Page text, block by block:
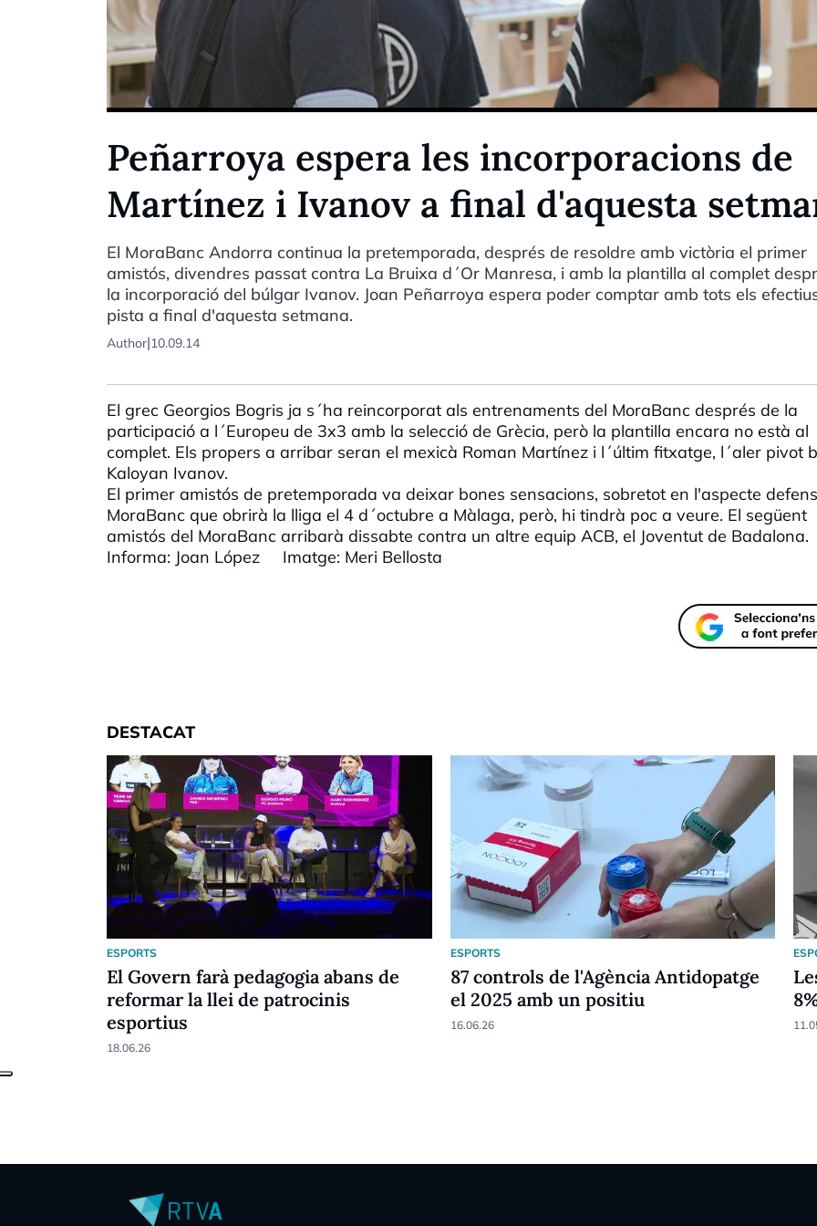
Peñarroya espera les incorporacions de
Martínez i Ivanov a final d'aquesta
El MoraBanc Andorra continua la pretemporada, després de resoldre amb victòria el primer
amistós, divendres passat contra La Bruixa d´Or Manresa, i amb la plantilla al complet
la incorporació del búlgar Ivanov. Joan Peñarroya espera poder comptar amb tots els
pista a final d'aquesta setmana.
Author|10.09.14
El grec Georgios Bogris ja s´ha reincorporat als entrenaments del MoraBanc després de la
participació a l´Europeu de 3x3 amb la selecció de Grècia, però la plantilla encara no està al
complet. Els propers a arribar seran el mexicà Roman Martínez i l´últim fitxatge, l´aler pivot
Kaloyan Ivanov.
El primer amistós de pretemporada va deixar bones sensacions, sobretot en l'aspecte
MoraBanc que obrirà la lliga el 4 d´octubre a Màlaga, però, hi tindrà poc a veure. El següent
amistós del MoraBanc arribarà dissabte contra un altre equip ACB, el Joventut de Badalona.
Informa: Joan López Imatge: Meri Bellosta
DESTACAT
ESPORTS
El Govern farà pedagogia abans de
reformar la llei de patrocinis
esportius
18.06.26
ESPORTS
87 controls de l'Agència Antidopatge
el 2025 amb un positiu
16.06.26